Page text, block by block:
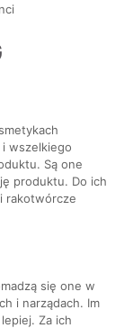
wszelkiego
Są one
produktu. Do ich
rakotwórcze
się one w
i narządach. Im
Za ich